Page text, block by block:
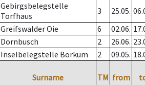
Gebirgsbelegstelle
Torfhaus
3 25.05.
Greifswalder Oie 6 02.06.
Dornbusch 2 26.06.
Inselbelegstelle Borkum 2 09.05.
Surname TM from